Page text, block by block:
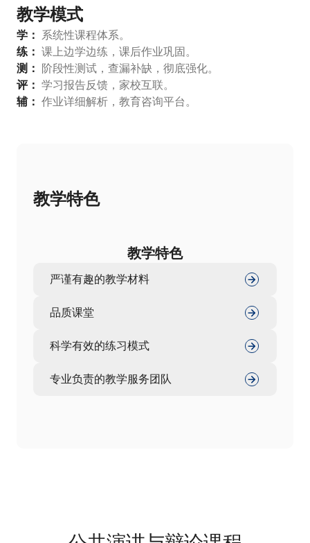
教学模式
学： 系统性课程体系。
练： 课上边学边练，课后作业巩固。
测： 阶段性测试，查漏补缺，彻底强化。
评： 学习报告反馈，家校互联。
辅： 作业详细解析，教育咨询平台。
教学特色
教学特色
严谨有趣的教学材料
品质课堂
科学有效的练习模式
专业负责的教学服务团队